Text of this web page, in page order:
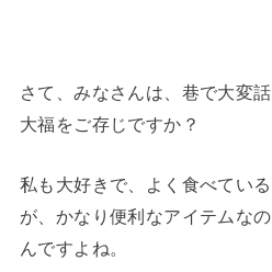
さて、みなさんは、巷で大変
大福をご存じですか？
私も大好きで、よく食べてい
が、かなり便利なアイテムな
んですよね。